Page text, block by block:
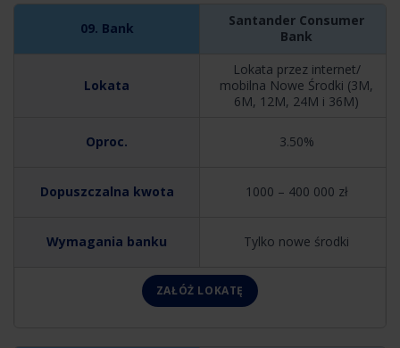
Santander Consumer
Bank
Lokata przez internet/
mobilna Nowe Środki (3M,
6M, 12M, 24M i 36M)
3.50%
1000 – 400 000 zł
Tylko nowe środki
ZAŁÓŻ LOKATĘ